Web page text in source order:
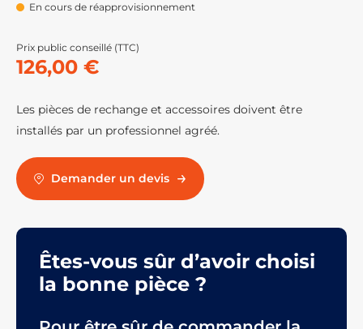
En cours de réapprovisionnement
Prix public conseillé (TTC)
126,00 €
Les pièces de rechange et accessoires doivent être
installés par un professionnel agréé.
Demander un devis
Êtes-vous sûr d’avoir choisi
la bonne pièce ?